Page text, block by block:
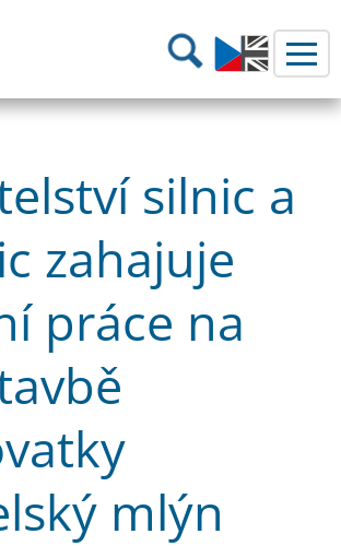
Ministerstvo dopravy Hledání
silnic a
zahajuje
práce na
mlýn